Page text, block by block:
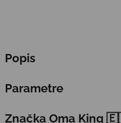
Popis
Parametre
Značka Oma King